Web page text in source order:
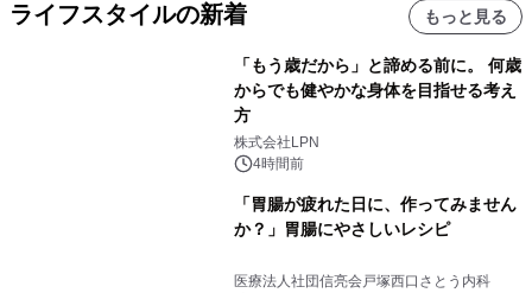
ライフスタイルの新着 もっと見る
「もう歳だから」と諦める前に。 何歳
からでも健やかな身体を目指せる考え
方
株式会社LPN
4時間前
「胃腸が疲れた日に、作ってみません
か？」胃腸にやさしいレシピ
医療法人社団信亮会戸塚西口さとう内科